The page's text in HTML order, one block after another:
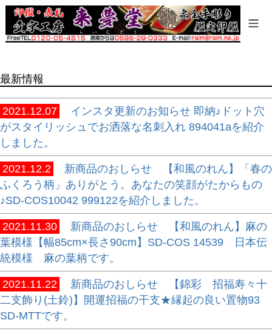
最新情報
2021.12.07
インスタ更新のお知らせ 即納♪ドット穴
がスタイリッシュでお洒落な名刺入れ 894041aを紹介
しました。
2021.12.2
新商品のおしらせ 【和風のれん】「春の
ふくろう柄」ありがとう。あなたの笑顔がたからもの
♪SD-COS10042 999122を紹介しました。
2021.11.30
新商品のおしらせ 【和風のれん】麻の
葉模様【幅85cm×長さ90cm】SD-COS 14539 日本伝
統模様 麻の葉柄です。
2021.11.22
新商品のおしらせ 【錦彩 招福寿々十
二支飾り(土鈴)】開運招福の干支★縁起の良い置物93
SD-MTTです。
商品タグ
セール
翌日発送
在庫なし商品
在庫なし商品を表示しない
商品番号/JANコード
バンドル販売
予約商品
予約商品のみを表示
並び順
新着順
登録順